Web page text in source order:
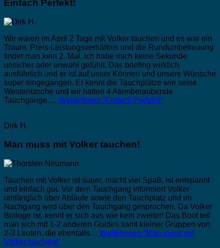
Einfach Perfekt!
Wir waren im April 2 Tage mit Volker tauchen und es war ein
Traum. Preis-Leistungsverhältnis und die Rundumbetreuung
findet man kein 2. Mal. Ich habe mich keine Sekunde
unsicher oder unwohl gefühlt. Das briefing wirklich
ausführlich und er ist auf unser Können und unsere Wünsche
super eingegangen. Er kennt die Tauchplätze wie seine
Westentasche und wir hatten 4 Atemberaubende
Tauchgänge.… Weiterlesen “Einfach Perfekt!”
Dirk H.
Man muss mit Volker tauchen!
Tauchen mit Volker ist super, macht viel Spaß, ist entspannt
und einfach gut. Vor dem Tauchgang informiert Volker
umfänglich über Abläufe sowie den Tauchplatz und im
Nachgang wird über den Tauchgang gesprochen. Da Volker
Biologe ist, kennt er sich aus wie kein zweiter! Das Boot teil
man sich mit 1-2 anderen Guides samt kleiner Gruppen von
2-3 Leuten, die ebenfalls… Weiterlesen “Man muss mit
Volker tauchen!”